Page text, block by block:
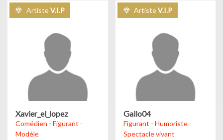
ArtisteV.I.P
Xavier_el_lopez
Comédien - Figurant -
Modèle
ArtisteV.I.P
Gallo04
Figurant - Humoriste -
Spectacle vivant